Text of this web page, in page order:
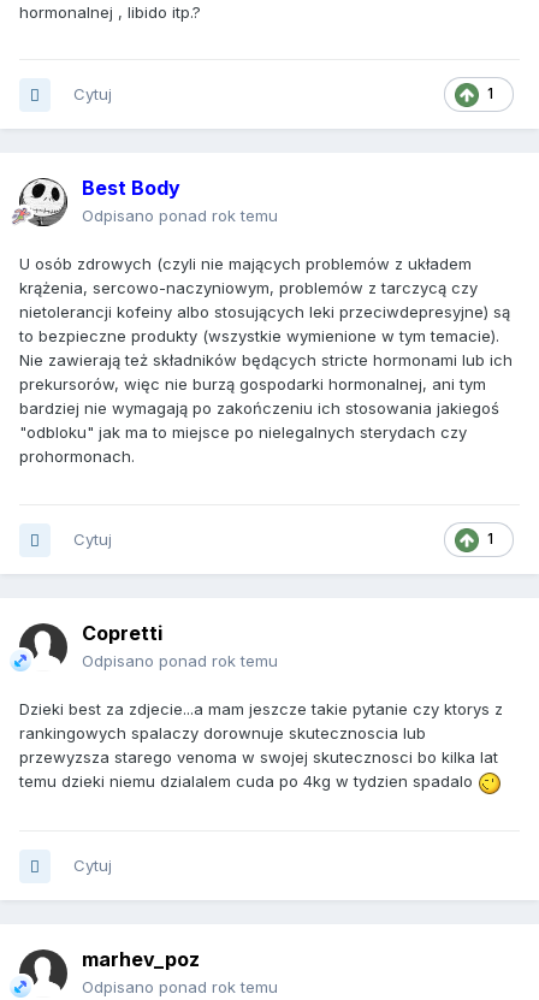
hormonalnej , libido itp.?
1
Cytuj
Best Body
Odpisano ponad rok temu
U osób zdrowych (czyli nie mających problemów z układem
krążenia, sercowo-naczyniowym, problemów z tarczycą czy
nietolerancji kofeiny albo stosujących leki przeciwdepresyjne) są
to bezpieczne produkty (wszystkie wymienione w tym temacie).
Nie zawierają też składników będących stricte hormonami lub ich
prekursorów, więc nie burzą gospodarki hormonalnej, ani tym
bardziej nie wymagają po zakończeniu ich stosowania jakiegoś
"odbloku" jak ma to miejsce po nielegalnych sterydach czy
prohormonach.
1
Cytuj
Copretti
Odpisano ponad rok temu
Dzieki best za zdjecie...a mam jeszcze takie pytanie czy ktorys z
rankingowych spalaczy dorownuje skutecznoscia lub
przewyzsza starego venoma w swojej skutecznosci bo kilka lat
temu dzieki niemu dzialalem cuda po 4kg w tydzien spadalo
Cytuj
marhev_poz
Odpisano ponad rok temu